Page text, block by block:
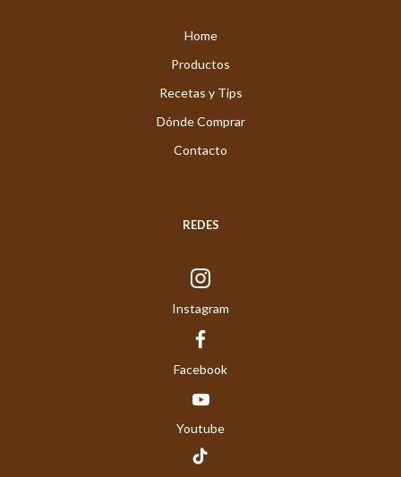
Home
Productos
Recetas y Tips
Dónde Comprar
Contacto
REDES
Instagram
Facebook
Youtube